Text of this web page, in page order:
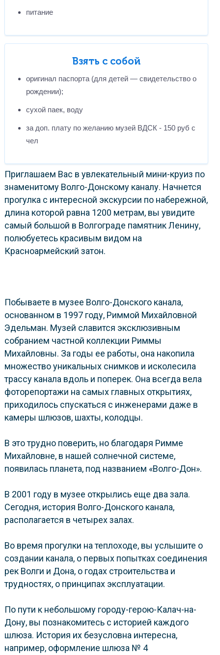
питание
Взять с собой
оригинал паспорта (для детей — свидетельство о
рождении);
сухой паек, воду
за доп. плату по желанию музей ВДСК - 150 руб с
чел
Приглашаем Вас в увлекательный мини-круиз по
знаменитому Волго-Донскому каналу. Начнется
прогулка с интересной экскурсии по набережной,
длина которой равна 1200 метрам, вы увидите
самый большой в Волгограде памятник Ленину,
полюбуетесь красивым видом на
Красноармейский затон.
Побываете в музее Волго-Донского канала,
основанном в 1997 году, Риммой Михайловной
Эдельман. Музей славится эксклюзивным
собранием частной коллекции Риммы
Михайловны. За годы ее работы, она накопила
множество уникальных снимков и исколесила
трассу канала вдоль и поперек. Она всегда вела
фоторепортажи на самых главных открытиях,
приходилось спускаться с инженерами даже в
камеры шлюзов, шахты, колодцы.
В это трудно поверить, но благодаря Римме
Михайловне, в нашей солнечной системе,
появилась планета, под названием «Волго-Дон».
В 2001 году в музее открылись еще два зала.
Сегодня, история Волго-Донского канала,
располагается в четырех залах.
Во время прогулки на теплоходе, вы услышите о
создании канала, о первых попытках соединения
рек Волги и Дона, о годах строительства и
трудностях, о принципах эксплуатации.
По пути к небольшому городу-герою-Калач-на-
Дону, вы познакомитесь с историей каждого
шлюза. История их безусловна интересна,
например, оформление шлюза № 4